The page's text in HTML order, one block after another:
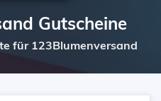
Gutscheine
für 123Blumenversand